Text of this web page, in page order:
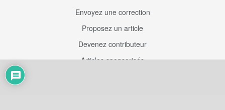
Envoyez une correction
Proposez un article
Devenez contributeur
Articles sponsorisés